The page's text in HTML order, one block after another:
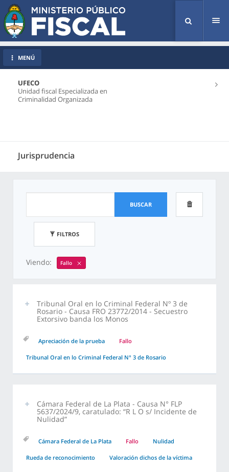
UFECO
Unidad fiscal Especializada en
Criminalidad Organizada
Jurisprudencia
MENÚ
BUSCAR
FILTROS
Viendo: Fallo
Tribunal Oral en lo Criminal Federal Nº 3 de
Rosario - Causa FRO 23772/2014 - Secuestro
Extorsivo banda los Monos
Apreciación de la prueba Fallo
Tribunal Oral en lo Criminal Federal N° 3 de Rosario
Cámara Federal de La Plata - Causa N° FLP
5637/2024/9, caratulado: “R L O s/ Incidente de
Nulidad”
Cámara Federal de La Plata Fallo Nulidad
Rueda de reconocimiento Valoración dichos de la víctima